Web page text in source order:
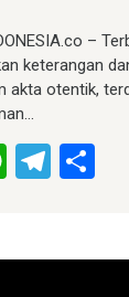
–
keterangan
akta otentik,